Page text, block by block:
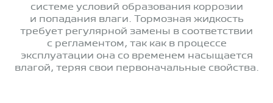
системе условий образования коррозии
и попадания влаги. Тормозная жидкость
требует регулярной замены в соответствии
с регламентом, так как в процессе
эксплуатации она со временем насыщается
влагой, теряя свои первоначальные свойства.